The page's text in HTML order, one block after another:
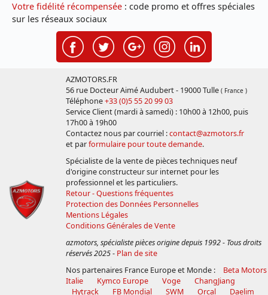
Votre fidélité récompensée : code promo et offres spéciales
sur les réseaux sociaux
AZMOTORS.FR
56 rue Docteur Aimé Audubert - 19000 Tulle ( France )
Téléphone+33 (0)5 55 20 99 03
Service Client (mardi à samedi) : 10h00 à 12h00, puis
17h00 à 19h00
Contactez nous par courriel :contact@azmotors.fr
et parformulaire pour toute demande.
Spécialiste de la vente de pièces techniques neuf
d'origine constructeur sur internet pour les
professionnel et les particuliers.
Retour - Questions fréquentes
Protection des Données Personnelles
Mentions Légales
Conditions Générales de Vente
azmotors, spécialiste pièces origine depuis 1992 - Tous droits
réservés 2025- Plan de site
Nos partenaires France Europe et Monde :
Beta Motors
Italie
Kymco Europe Voge
ChangJiang
Hytrack
FB Mondial SWM Orcal Daelim